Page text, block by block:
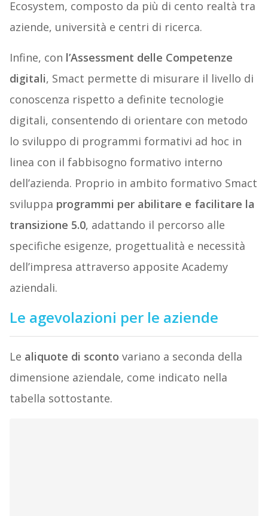
Ecosystem, composto da più di cento realtà tra
aziende, università e centri di ricerca.
Infine, con l’Assessment delle Competenze
digitali, Smact permette di misurare il livello di
conoscenza rispetto a definite tecnologie
digitali, consentendo di orientare con metodo
lo sviluppo di programmi formativi ad hoc in
linea con il fabbisogno formativo interno
dell’azienda. Proprio in ambito formativo Smact
sviluppa programmi per abilitare e facilitare la
transizione 5.0, adattando il percorso alle
specifiche esigenze, progettualità e necessità
dell’impresa attraverso apposite Academy
aziendali.
Le agevolazioni per le aziende
Le aliquote di sconto variano a seconda della
dimensione aziendale, come indicato nella
tabella sottostante.